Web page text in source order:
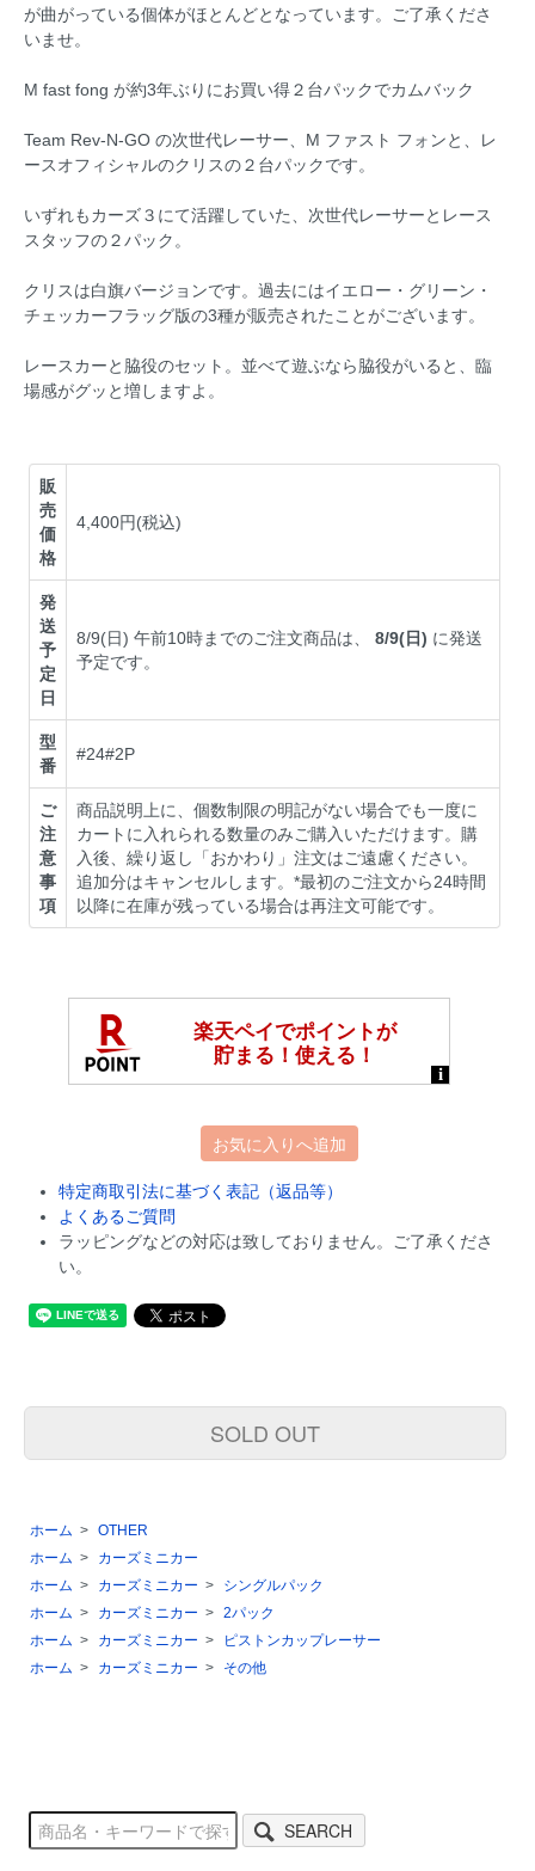
が曲がっている個体がほとんどとなっています。ご了承くださ
いませ。
M fast fong が約3年ぶりにお買い得２台パックでカムバック
Team Rev-N-GO の次世代レーサー、M ファスト フォンと、レ
ースオフィシャルのクリスの２台パックです。
いずれもカーズ３にて活躍していた、次世代レーサーとレース
スタッフの２パック。
クリスは白旗バージョンです。過去にはイエロー・グリーン・
チェッカーフラッグ版の3種が販売されたことがございます。
レースカーと脇役のセット。並べて遊ぶなら脇役がいると、臨
場感がグッと増しますよ。
販
売
価
格
4,400円(税込)
発
送
予
定
日
8/9(日) 午前10時までのご注文商品は、8/9(日) に発送
予定です。
型
番
#24#2P
ご
注
意
事
項
商品説明上に、個数制限の明記がない場合でも一度に
カートに入れられる数量のみご購入いただけます。購
入後、繰り返し「おかわり」注文はご遠慮ください。
追加分はキャンセルします。*最初のご注文から24時間
以降に在庫が残っている場合は再注文可能です。
お気に入りへ追加
特定商取引法に基づく表記（返品等）
よくあるご質問
ラッピングなどの対応は致しておりません。ご了承くださ
い。
SOLD OUT
ホーム > OTHER
ホーム >
カーズミニカー
ホーム > カーズミニカー >
シングルパック
ホーム > カーズミニカー > 2パック
ホーム > カーズミニカー >
ピストンカップレーサー
ホーム > カーズミニカー > その他
SEARCH